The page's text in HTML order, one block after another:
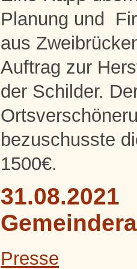
Planung und
aus
Auftrag zur
der Schilder.
bezuschusste
1500€.
31.08.2021
Presse